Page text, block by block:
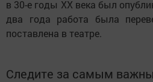
в 30-е годы XX века был
два года работа была
поставлена в театре.
Следите за самым